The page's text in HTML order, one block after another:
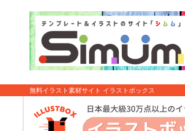
無料イラスト素材サイト イラストボックス